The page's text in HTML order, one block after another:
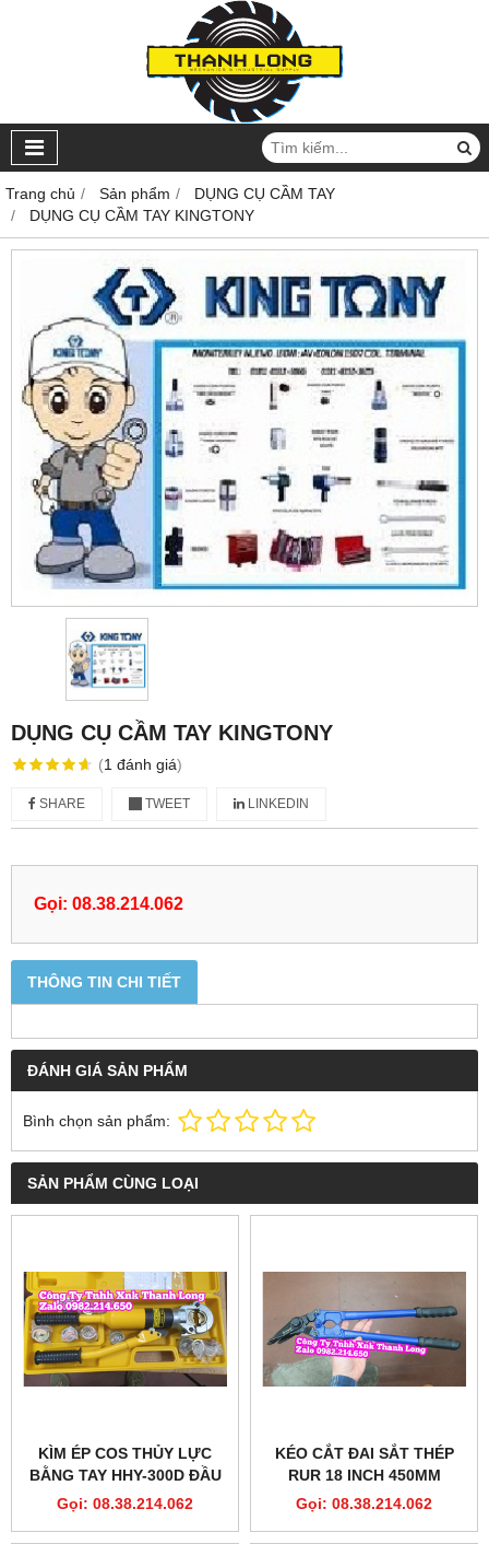
Trang chủ Sản phẩm
DỤNG CỤ CẦM TAY
DỤNG CỤ CẦM TAY KINGTONY
DỤNG CỤ CẦM TAY KINGTONY
(1 đánh giá)
SHARE TWEET LINKEDIN
Gọi: 08.38.214.062
THÔNG TIN CHI TIẾT
ĐÁNH GIÁ SẢN PHẨM
Bình chọn sản phẩm:
SẢN PHẨM CÙNG LOẠI
KÌM ÉP COS THỦY LỰC
BẰNG TAY HHY-300D ĐẦU
TRÒN 8 TẤN FULL KHUÔN
Gọi: 08.38.214.062
KÉO CẮT ĐAI SẮT THÉP
RUR 18 INCH 450MM
MODEL R4042
Gọi: 08.38.214.062